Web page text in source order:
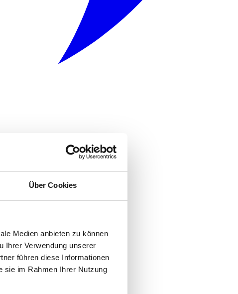
Über Cookies
Medien anbieten zu können
Ihrer Verwendung unserer
führen diese Informationen
sie im Rahmen Ihrer Nutzung